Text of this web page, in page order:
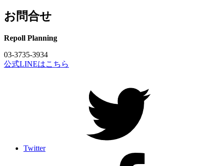
お問合せ
Repoll Planning
03-3735-3934
公式LINEはこちら
Twitter